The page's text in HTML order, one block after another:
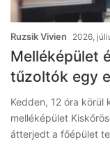
Ruzsik Vivien 2026,
Melléképület
tűzoltók egy
Kedden, 12 óra
melléképület
átterjedt a főépület